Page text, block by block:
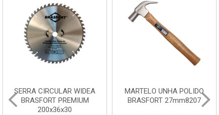
SERRA CIRCULAR WIDEA
BRASFORT PREMIUM
200x36x30
MARTELO UNHA POLIDO
BRASFORT 27mm8207